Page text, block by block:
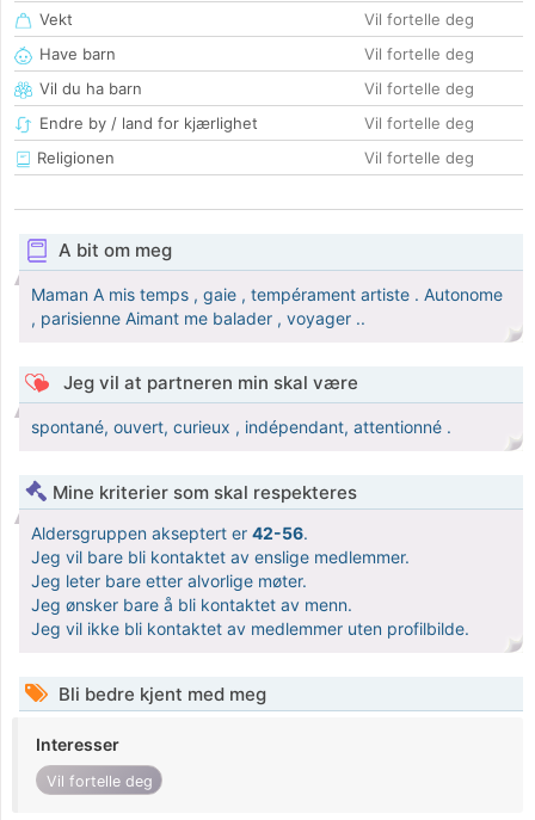
Vekt
Vil fortelle deg
Have barn
Vil fortelle deg
Vil du ha barn
Vil fortelle deg
Endre by / land for kjærlighet
Vil fortelle deg
Religionen
Vil fortelle deg
A bit om meg
Maman A mis temps , gaie , tempérament artiste . Autonome
, parisienne Aimant me balader , voyager ..
Jeg vil at partneren min skal være
spontané, ouvert, curieux , indépendant, attentionné .
Mine kriterier som skal respekteres
Aldersgruppen akseptert er 42-56.
Jeg vil bare bli kontaktet av enslige medlemmer.
Jeg leter bare etter alvorlige møter.
Jeg ønsker bare å bli kontaktet av menn.
Jeg vil ikke bli kontaktet av medlemmer uten profilbilde.
Bli bedre kjent med meg
Interesser
Vil fortelle deg